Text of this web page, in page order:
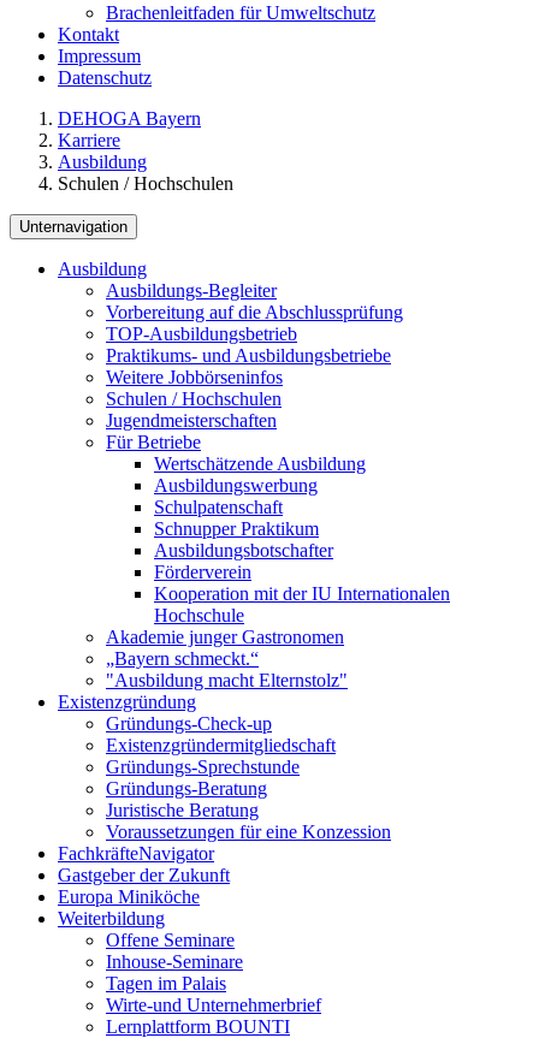
Brachenleitfaden für Umweltschutz
Kontakt
Impressum
Datenschutz
DEHOGA Bayern
Karriere
Ausbildung
Schulen / Hochschulen
Unternavigation
Ausbildung
Ausbildungs-Begleiter
Vorbereitung auf die Abschlussprüfung
TOP-Ausbildungsbetrieb
Praktikums- und Ausbildungsbetriebe
Weitere Jobbörseninfos
Schulen / Hochschulen
Jugendmeisterschaften
Für Betriebe
Wertschätzende Ausbildung
Ausbildungswerbung
Schulpatenschaft
Schnupper Praktikum
Ausbildungsbotschafter
Förderverein
Kooperation mit der IU Internationalen
Hochschule
Akademie junger Gastronomen
„Bayern schmeckt.“
"Ausbildung macht Elternstolz"
Existenzgründung
Gründungs-Check-up
Existenzgründermitgliedschaft
Gründungs-Sprechstunde
Gründungs-Beratung
Juristische Beratung
Voraussetzungen für eine Konzession
FachkräfteNavigator
Gastgeber der Zukunft
Europa Miniköche
Weiterbildung
Offene Seminare
Inhouse-Seminare
Tagen im Palais
Wirte-und Unternehmerbrief
Lernplattform BOUNTI